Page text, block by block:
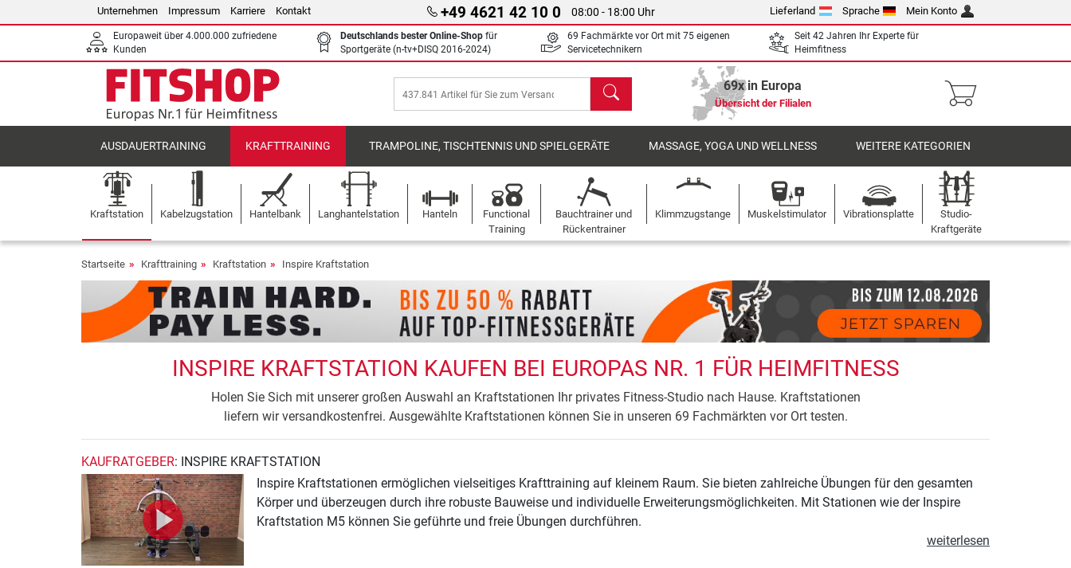
Unternehmen Impressum Karriere Kontakt +49 4621 42 10 0 08:00 - 18:00 Uhr Lieferland Sprache Mein Konto
Europaweit über 4.000.000 zufriedene
Kunden
Deutschlands bester Online-Shop für
Sportgeräte (n-tv+DISQ 2016-2024)
69 Fachmärkte vor Ort mit 75 eigenen
Servicetechnikern
Seit 42 Jahren Ihr Experte für
Heimfitness
Suchen 69x in Europa
Übersicht der Filialen
AUSDAUERTRAINING KRAFTTRAINING TRAMPOLINE, TISCHTENNIS UND SPIELGERÄTE MASSAGE, YOGA UND WELLNESS WEITERE KATEGORIEN
Kraftstation Kabelzugstation Hantelbank Langhantelstation Hanteln
Functional
Training
Bauchtrainer und
Rückentrainer
Klimmzugstange Muskelstimulator Vibrationsplatte
Studio-
Kraftgeräte
Startseite Krafttraining Kraftstation Inspire Kraftstation
INSPIRE KRAFTSTATION KAUFEN BEI EUROPAS NR. 1 FÜR HEIMFITNESS
Holen Sie Sich mit unserer großen Auswahl an Kraftstationen Ihr privates Fitness-Studio nach Hause. Kraftstationen
liefern wir versandkostenfrei. Ausgewählte Kraftstationen können Sie in unseren 69 Fachmärkten vor Ort testen.
KAUFRATGEBER: INSPIRE KRAFTSTATION
Inspire Kraftstationen ermöglichen vielseitiges Krafttraining auf kleinem Raum. Sie bieten zahlreiche Übungen für den gesamten
Körper und überzeugen durch ihre robuste Bauweise und individuelle Erweiterungsmöglichkeiten. Mit Stationen wie der Inspire
Kraftstation M5 können Sie geführte und freie Übungen durchführen.
weiterlesen